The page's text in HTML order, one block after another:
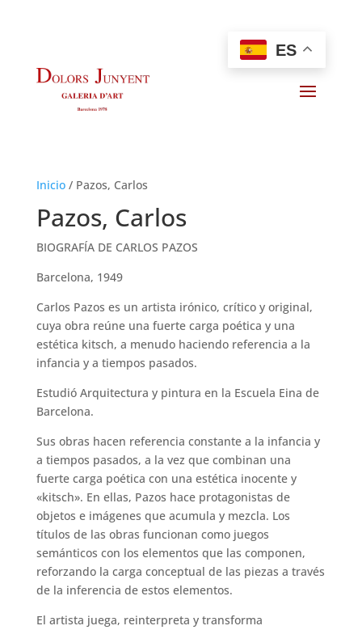
ES
Inicio/ Pazos, Carlos
Pazos, Carlos
BIOGRAFÍA DE CARLOS PAZOS
Barcelona, 1949
Carlos Pazos es un artista irónico, crítico y original,
cuya obra reúne una fuerte carga poética y una
estética kitsch, a menudo haciendo referencia a la
infancia y a tiempos pasados.
Estudió Arquitectura y pintura en la Escuela Eina de
Barcelona.
Sus obras hacen referencia constante a la infancia y
a tiempos pasados, a la vez que combinan una
fuerte carga poética con una estética inocente y
«kitsch». En ellas, Pazos hace protagonistas de
objetos e imágenes que acumula y mezcla. Los
títulos de las obras funcionan como juegos
semánticos con los elementos que las componen,
reforzando la carga conceptual de las piezas a través
de la inferencia de estos elementos.
El artista juega, reinterpreta y transforma